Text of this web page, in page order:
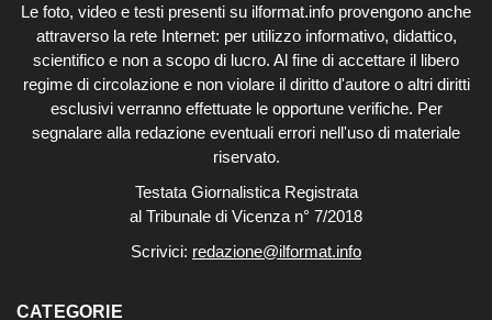
Le foto, video e testi presenti su ilformat.info provengono anche
attraverso la rete Internet: per utilizzo informativo, didattico,
scientifico e non a scopo di lucro. Al fine di accettare il libero
regime di circolazione e non violare il diritto d'autore o altri diritti
esclusivi verranno effettuate le opportune verifiche. Per
segnalare alla redazione eventuali errori nell'uso di materiale
riservato.
Testata Giornalistica Registrata
al Tribunale di Vicenza n° 7/2018
Scrivici: redazione@ilformat.info
CATEGORIE